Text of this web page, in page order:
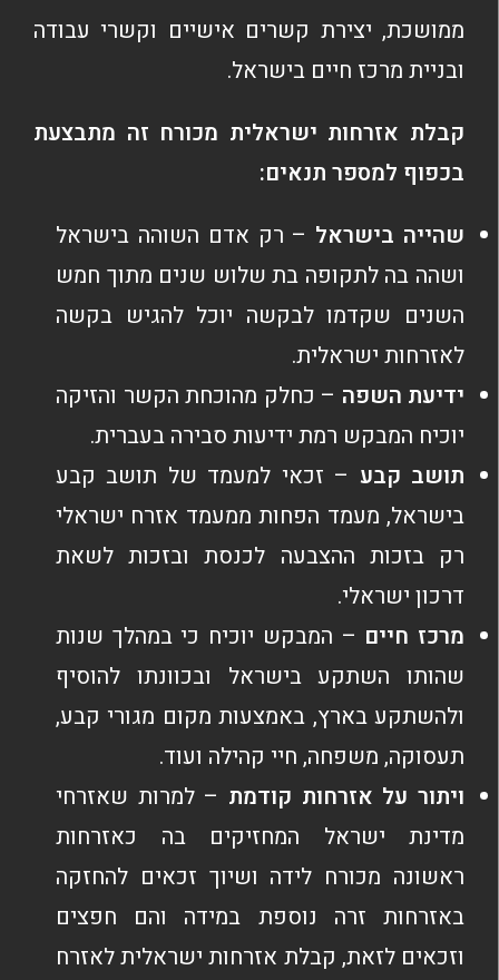
ממושכת, יצירת קשרים אישיים וקשרי עבודה
ובניית מרכז חיים בישראל.
קבלת אזרחות ישראלית מכורח זה מתבצעת
בכפוף למספר תנאים:
שהייה בישראל – רק אדם השוהה בישראל
ושהה בה לתקופה בת שלוש שנים מתוך חמש
השנים שקדמו לבקשה יוכל להגיש בקשה
לאזרחות ישראלית.
ידיעת השפה – כחלק מהוכחת הקשר והזיקה
יוכיח המבקש רמת ידיעות סבירה בעברית.
תושב קבע – זכאי למעמד של תושב קבע
בישראל, מעמד הפחות ממעמד אזרח ישראלי
רק בזכות ההצבעה לכנסת ובזכות לשאת
דרכון ישראלי.
מרכז חיים – המבקש יוכיח כי במהלך שנות
שהותו השתקע בישראל ובכוונתו להוסיף
ולהשתקע בארץ, באמצעות מקום מגורי קבע,
תעסוקה, משפחה, חיי קהילה ועוד.
ויתור על אזרחות קודמת – למרות שאזרחי
מדינת ישראל המחזיקים בה כאזרחות
ראשונה מכורח לידה ושיוך זכאים להחזקה
באזרחות זרה נוספת במידה והם חפצים
וזכאים לזאת, קבלת אזרחות ישראלית לאזרח